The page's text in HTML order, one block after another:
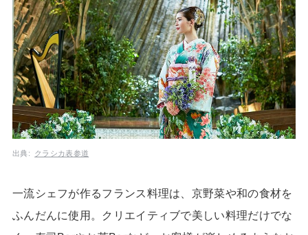
出典: クラシカ表参道
一流シェフが作るフランス料理は、京野菜や和の食材を
ふんだんに使用。クリエイティブで美しい料理だけでな